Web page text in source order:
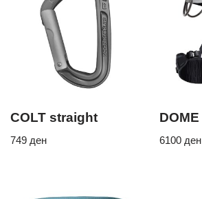
COLT straight
749 ден
DOME
6100 ден